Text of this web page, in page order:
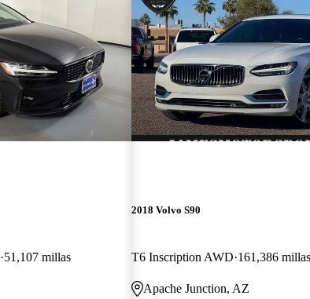
51,107 millas
2018 Volvo S90
T6 Inscription AWD 161,386 millas
Apache Junction, AZ